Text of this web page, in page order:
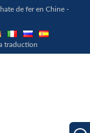
de fer en Chine -
traduction